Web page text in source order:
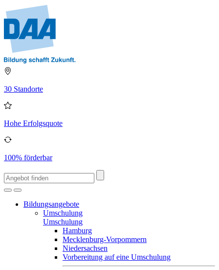
30 Standorte
Hohe Erfolgsquote
100% förderbar
Bildungsangebote
Umschulung
Umschulung
Hamburg
Mecklenburg-Vorpommern
Niedersachsen
Vorbereitung auf eine Umschulung